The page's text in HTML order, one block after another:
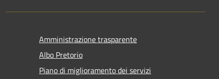
Amministrazione trasparente
Albo Pretorio
Piano di miglioramento dei servizi